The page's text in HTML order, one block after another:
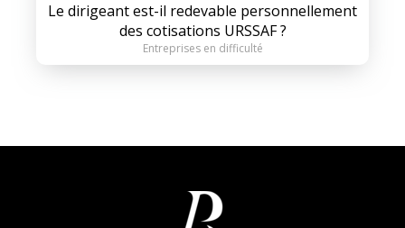
Le dirigeant est-il redevable personnellement
des cotisations URSSAF ?
Entreprises en difficulté